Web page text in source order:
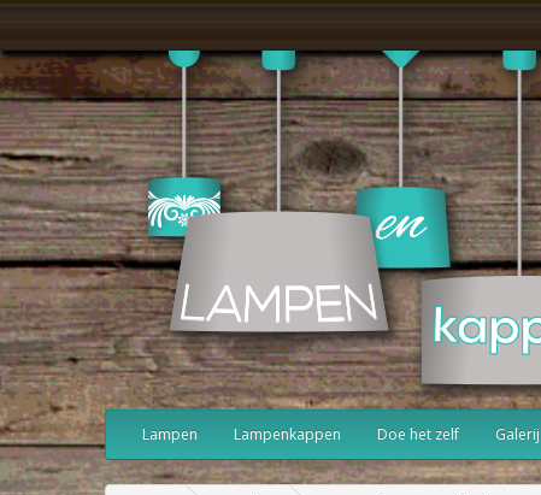
Lampen Lampenkappen Doe het zelf Galerij